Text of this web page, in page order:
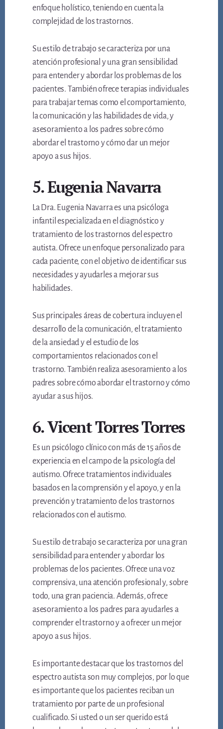
enfoque holístico, teniendo en cuenta la
complejidad de los trastornos.
Su estilo de trabajo se caracteriza por una
atención profesional y una gran sensibilidad
para entender y abordar los problemas de los
pacientes. También ofrece terapias individuales
para trabajar temas como el comportamiento,
la comunicación y las habilidades de vida, y
asesoramiento a los padres sobre cómo
abordar el trastorno y cómo dar un mejor
apoyo a sus hijos.
5. Eugenia Navarra
La Dra. Eugenia Navarra es una psicóloga
infantil especializada en el diagnóstico y
tratamiento de los trastornos del espectro
autista. Ofrece un enfoque personalizado para
cada paciente, con el objetivo de identificar sus
necesidades y ayudarles a mejorar sus
habilidades.
Sus principales áreas de cobertura incluyen el
desarrollo de la comunicación, el tratamiento
de la ansiedad y el estudio de los
comportamientos relacionados con el
trastorno. También realiza asesoramiento a los
padres sobre cómo abordar el trastorno y cómo
ayudar a sus hijos.
6. Vicent Torres Torres
Es un psicólogo clínico con más de 15 años de
experiencia en el campo de la psicología del
autismo. Ofrece tratamientos individuales
basados en la comprensión y el apoyo, y en la
prevención y tratamiento de los trastornos
relacionados con el autismo.
Su estilo de trabajo se caracteriza por una gran
sensibilidad para entender y abordar los
problemas de los pacientes. Ofrece una voz
comprensiva, una atención profesional y, sobre
todo, una gran paciencia. Además, ofrece
asesoramiento a los padres para ayudarles a
comprender el trastorno y a ofrecer un mejor
apoyo a sus hijos.
Es importante destacar que los trastornos del
espectro autista son muy complejos, por lo que
es importante que los pacientes reciban un
tratamiento por parte de un profesional
cualificado. Si usted o un ser querido está